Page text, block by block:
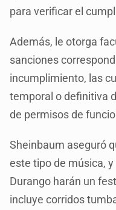
para verificar el
Además, le otorga
sanciones
incumplimiento, las
temporal o definitiva
de permisos de
Sheinbaum aseguró
este tipo de música,
Durango harán un
incluye corridos